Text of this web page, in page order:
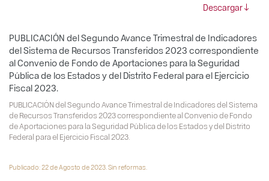
Descargar
PUBLICACIÓN del Segundo Avance Trimestral de Indicadores
del Sistema de Recursos Transferidos 2023 correspondiente
al Convenio de Fondo de Aportaciones para la Seguridad
Pública de los Estados y del Distrito Federal para el Ejercicio
Fiscal 2023.
PUBLICACIÓN del Segundo Avance Trimestral de Indicadores del Sistema
de Recursos Transferidos 2023 correspondiente al Convenio de Fondo
de Aportaciones para la Seguridad Pública de los Estados y del Distrito
Federal para el Ejercicio Fiscal 2023.
Publicado: 22 de Agosto de 2023. Sin reformas.